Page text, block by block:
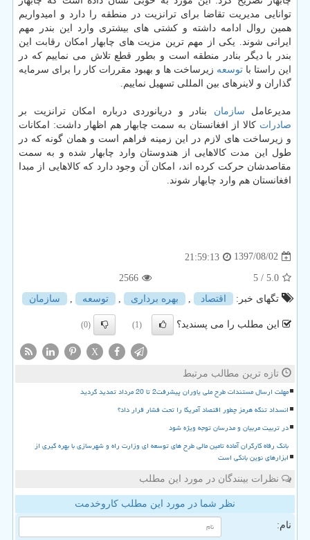
توانایی مدیریت تقاضا برای ترانزیت در منطقه را دارد و امیدواریم
همین روال ادامه داشته و كشتی های بیشتری وارد این بندر مهم
ایرانی شوند. یكی از مهم ترین مزیت های چابهار امكان رقابت این
بندر با دیگر بنادر منطقه است و بطور قطع تلاش می نماییم كه در
این راستا با توسعه زیرساخت ها و بهبود مقررات كار را برای سرمایه
گذاران و لاینرهای بین المللی تسهیل نماییم.
مدیرعامل سازمان بنادر و دریانوردی درباره امكان ترانزیت بر
صادرات كالا از افغانستان به سمت چابهار هم اظهار داشت: امكانات
و زیرساخت های لازم در این زمینه فراهم است و همان گونه كه در
طول این مدت كالاهایی از هندوستان وارد چابهار شده و به سمت
مقاصدشان حركت كرده اند، امكان آن وجود دارد كه كالاهایی از مبدا
افغانستان هم وارد چابهار شوند.
1397/08/02
21:59:13
5.0
/ 5
2566
تگهای خبر:
اقتصاد , بهره برداری , توسعه , سازمان
این مطلب را می پسندید؟ (1)
(0)
X
تازه ترین مطالب مرتبط
مهلت ارسال مستندات طرح ملی یاوران پیشرفت2 تا 20 مرداد تمدید گردید
انسداد تنگه هرمز چطور اقتصاد آمریکا را تحت فشار قرار داد؟
در تربیت مربیان و مدرسان توجه ویژه شود
بانک رفاه کارگران آماده تامین مالی طرح های توسعه ای وزارت راه و شهرسازی با بهره گیری از
ابزارهای نوین بانکی است
نظرات بینندگان در مورد این مطلب
نظر شما در مورد این مطلب کاروخدمت
نام: